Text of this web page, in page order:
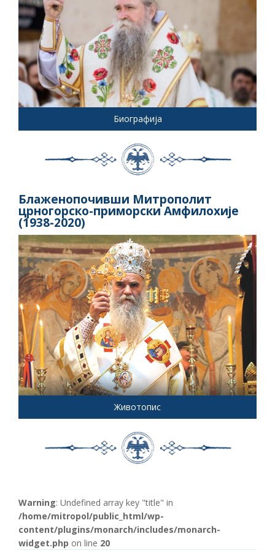
Биографија
Блаженопочивши Митрополит
црногорско-приморски Амфилохије
(1938-2020)
Животопис
Warning: Undefined array key "title" in
/home/mitropol/public_html/wp-
content/plugins/monarch/includes/monarch-
widget.php on line 20